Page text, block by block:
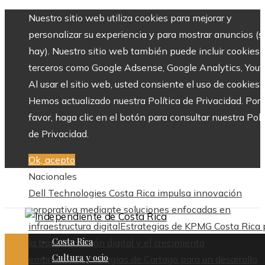
Nuestro sitio web utiliza cookies para mejorar y
personalizar su experiencia y para mostrar anuncios
hay). Nuestro sitio web también puede incluir cookies
terceros como Google Adsense, Google Analytics,
Al usar el sitio web, usted consiente el uso de cookies.
Hemos actualizado nuestra Política de Privacidad. Por
favor, haga clic en el botón para consultar nuestra
de Privacidad.
Ok, acepto
Nacionales
Dell Technologies Costa Rica impulsa innovación
corporativa mediante soluciones enfocadas en
infraestructura digitalEstrategias de KPMG Costa Rica
la transformación digital y el crecimiento
empresarialEstrategias de Cartago para un desarrollo
Costa Rica
Cultura y ocio